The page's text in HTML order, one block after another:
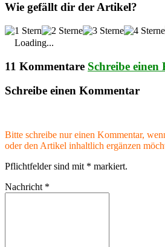
Wie gefällt dir der Artikel?
Loading...
11 Kommentare Schreibe
Schreibe einen Kommentar
Bitte schreibe nur einen Kommentar,
oder den Artikel inhaltlich ergänzen
Pflichtfelder sind mit * markiert.
Nachricht *